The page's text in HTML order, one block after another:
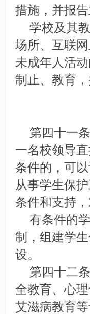
措施，并报
学校及其教
场所、互联
未成年人活
制止、教育
第四十一条
一名校领导
条件的，可
从事学生保
条件和支持
有条件的学
制，组建学
设。
第四十二条
全教育、心
艾滋病教育